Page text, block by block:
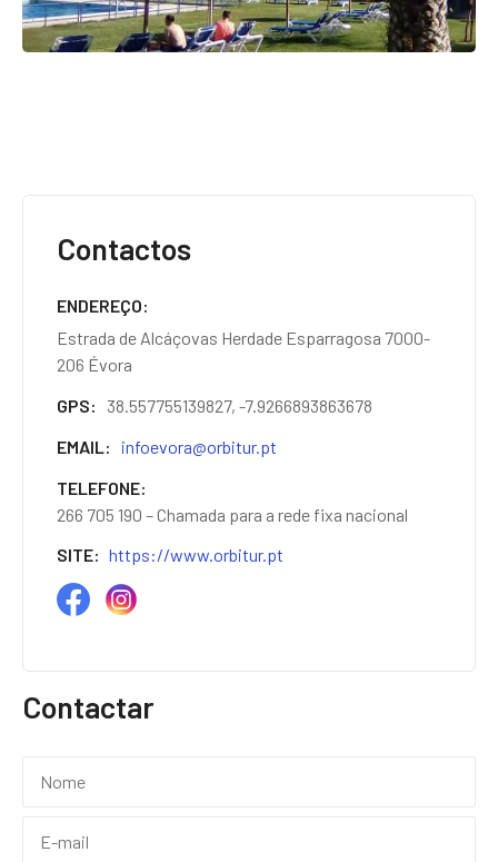
Contactos
ENDEREÇO
Estrada de Alcáçovas Herdade Esparragosa 7000-
206 Évora
GPS
38.557755139827, -7.9266893863678
EMAIL
infoevora@orbitur.pt
TELEFONE
266 705 190 – Chamada para a rede fixa nacional
SITE
https://www.orbitur.pt
Contactar